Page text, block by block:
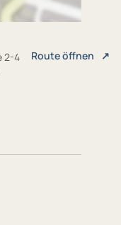
2-4
Route öffnen ↗